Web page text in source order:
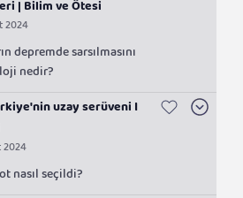
| Bilim ve Ötesi
2024
depremde sarsılmasını
nedir?
uzay serüveni I
2024
nasıl seçildi?